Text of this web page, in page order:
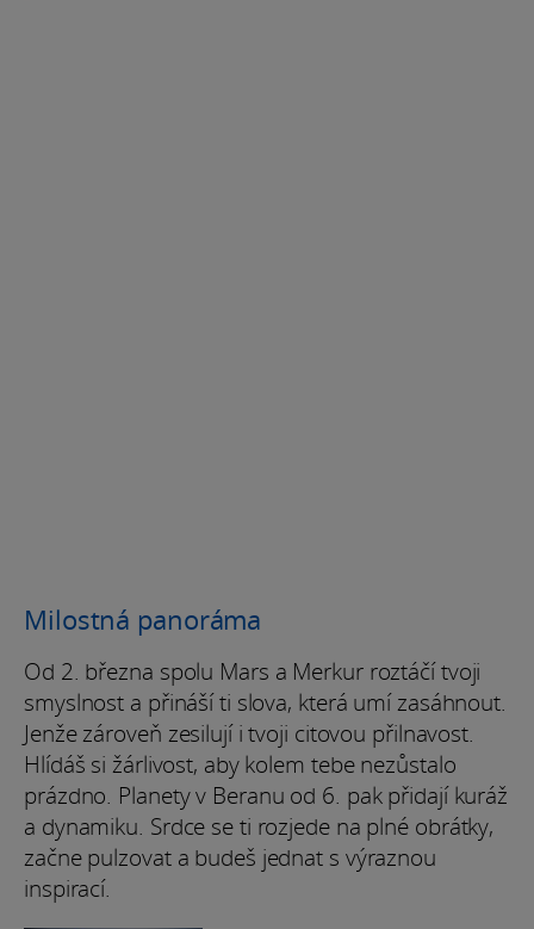
Milostná panoráma
Od 2. března spolu Mars a Merkur roztáčí tvoji
smyslnost a přináší ti slova, která umí zasáhnout.
Jenže zároveň zesilují i tvoji citovou přilnavost.
Hlídáš si žárlivost, aby kolem tebe nezůstalo
prázdno. Planety v Beranu od 6. pak přidají kuráž
a dynamiku. Srdce se ti rozjede na plné obrátky,
začne pulzovat a budeš jednat s výraznou
inspirací.